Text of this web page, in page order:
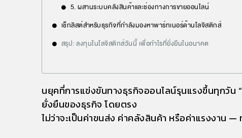
5. ผสานระบบคลังสินค้าและช่องทางการขายออนไลน์
เช็กลิสต์สำหรับธุรกิจที่กำลังมองหาพาร์ทเนอร์ด้านโลจิสติกส์
สรุป: ลงทุนในโลจิสติกส์วันนี้ เพื่อกำไรที่ยั่งยืนในอนาคต
นยุคที่การแข่งขันทางธุรกิจออนไลน์รุนแรงขึ้นทุกวั
ยั่งยืนของธุรกิจ โดยตรง
ไม่ว่าจะเป็นค่าขนส่ง ค่าคลังสินค้า หรือค่าแรงงาน